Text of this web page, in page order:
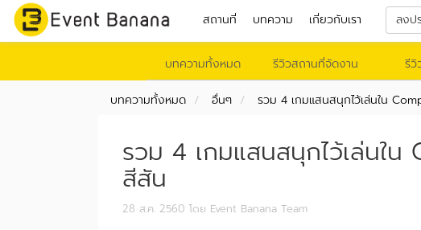
สถานที่ บทความ เกี่ยวกับเรา ลงป
บทความทั้งหมด รีวิวสถานที่จัดงาน รีวิ
บทความทั้งหมด อื่นๆ รวม 4 เกมแสนสนุกไว้เล่นใน
รวม 4 เกมแสนสนุกไว้เล่นใ
สีสัน
28 ส.ค. 2560 โดย Event Banana Team